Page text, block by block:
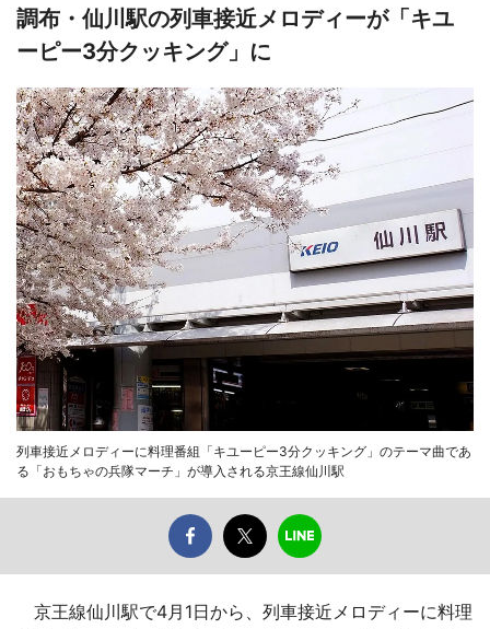
調布・仙川駅の列車接近メロディーが「キユ
ーピー3分クッキング」に
列車接近メロディーに料理番組「キユーピー3分クッキング」のテーマ曲であ
る「おもちゃの兵隊マーチ」が導入される京王線仙川駅
京王線仙川駅で4月1日から、列車接近メロディーに料理